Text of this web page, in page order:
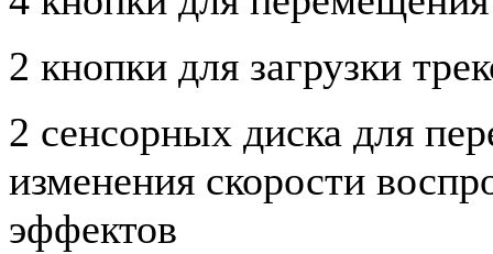
2 кнопки для загрузки
2 сенсорных диска для
изменения скорости
эффектов